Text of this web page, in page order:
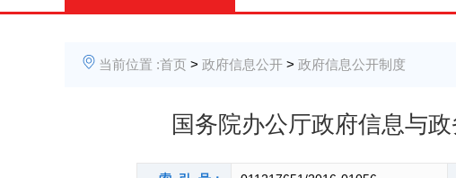
当前位置 :首页 > 政府信息公开 > 政府信息公开制度
国务院办公厅政府信息与